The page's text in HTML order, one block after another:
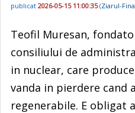
publicat 2026-05-15 11:00:35(Ziarul-
Teofil Muresan,
consiliului de
in nuclear, care
vanda in pierdere cand
regenerabile. E obligat